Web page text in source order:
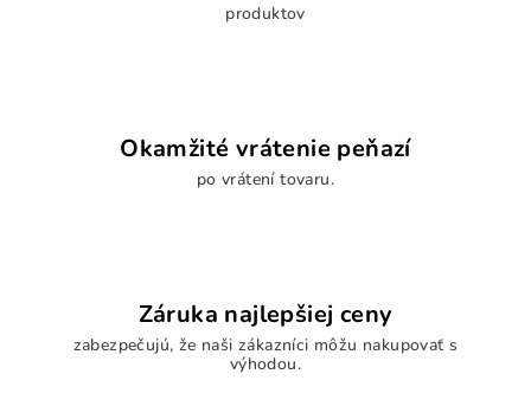
produktov
Okamžité vrátenie peňazí
po vrátení tovaru.
Záruka najlepšiej ceny
zabezpečujú, že naši zákazníci môžu nakupovať s
výhodou.